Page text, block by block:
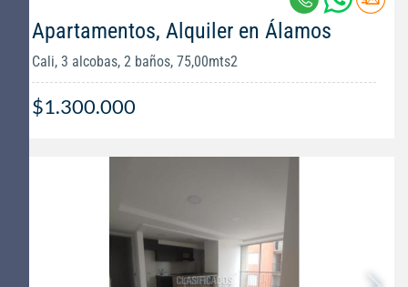
Apartamentos, Alquiler en Álamos
Cali, 3 alcobas, 2 baños, 75,00mts2
$1.300.000